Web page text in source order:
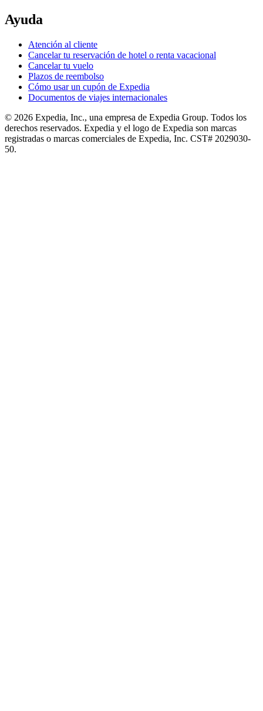
Ayuda
Atención al cliente
Cancelar tu reservación de hotel o renta vacacional
Cancelar tu vuelo
Plazos de reembolso
Cómo usar un cupón de Expedia
Documentos de viajes internacionales
© 2026 Expedia, Inc., una empresa de Expedia Group. Todos los
derechos reservados. Expedia y el logo de Expedia son marcas
registradas o marcas comerciales de Expedia, Inc. CST# 2029030-
50.